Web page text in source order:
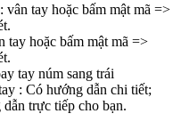
tay hoặc bấm mật mã =>
tay hoặc bấm mật mã =>
tay núm sang trái
: Có hướng dẫn chi tiết;
trực tiếp cho bạn.